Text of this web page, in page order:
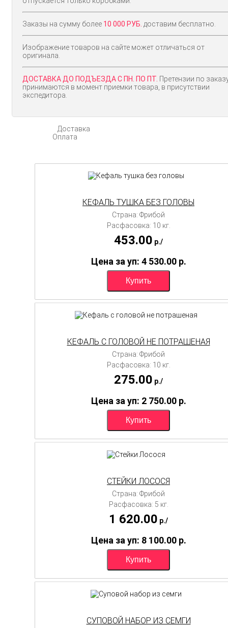
Заказы на сумму более 10 000 РУБ. доставим бесплатно.
Изображение товаров на сайте может отличаться от
оригинала.
ДОСТАВКА ДО ПОДЪЕЗДА С ПН. ПО ПТ. Претензии по
принимаются в момент приемки товара, в присутствии
экспедитора.
Доставка
Оплата
КЕФАЛЬ ТУШКА БЕЗ ГОЛОВЫ
Страна: Фрибой
Расфасовка: 10 кг.
453.00 p./
Цена за уп: 4 530.00 p.
КЕФАЛЬ С ГОЛОВОЙ НЕ ПОТРАШЕНАЯ
Страна: Фрибой
Расфасовка: 10 кг.
275.00 p./
Цена за уп: 2 750.00 p.
СТЕЙКИ ЛОСОСЯ
Страна: Фрибой
Расфасовка: 5 кг.
1 620.00 p./
Цена за уп: 8 100.00 p.
СУПОВОЙ НАБОР ИЗ СЕМГИ